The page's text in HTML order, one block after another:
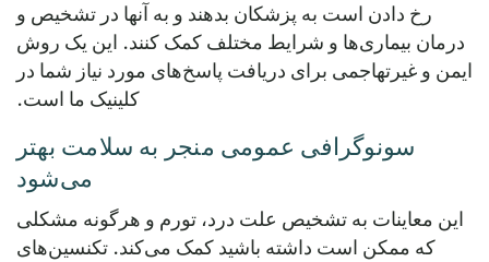
رخ دادن است به پزشکان بدهند و به آنها در تشخیص و
درمان بیماری‌ها و شرایط مختلف کمک کنند. این یک روش
ایمن و غیرتهاجمی برای دریافت پاسخ‌های مورد نیاز شما در
کلینیک ما است.
سونوگرافی عمومی منجر به سلامت بهتر
می‌شود
این معاینات به تشخیص علت درد، تورم و هرگونه مشکلی
که ممکن است داشته باشید کمک می‌کند. تکنسین‌های